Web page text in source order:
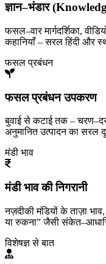
ज्ञान–भंडार
फसल–वार मार्गदर्शिका,
कहानियाँ – सरल हिंदी और
फसल प्रबंधन
फसल प्रबंधन उपकरण
बुवाई से कटाई तक –
अनुमानित उत्पादन का सरल
मंडी भाव
मंडी भाव की निगरानी
नज़दीकी मंडियों के ताज़ा
या रुकना” जैसी
विशेषज्ञ से बात